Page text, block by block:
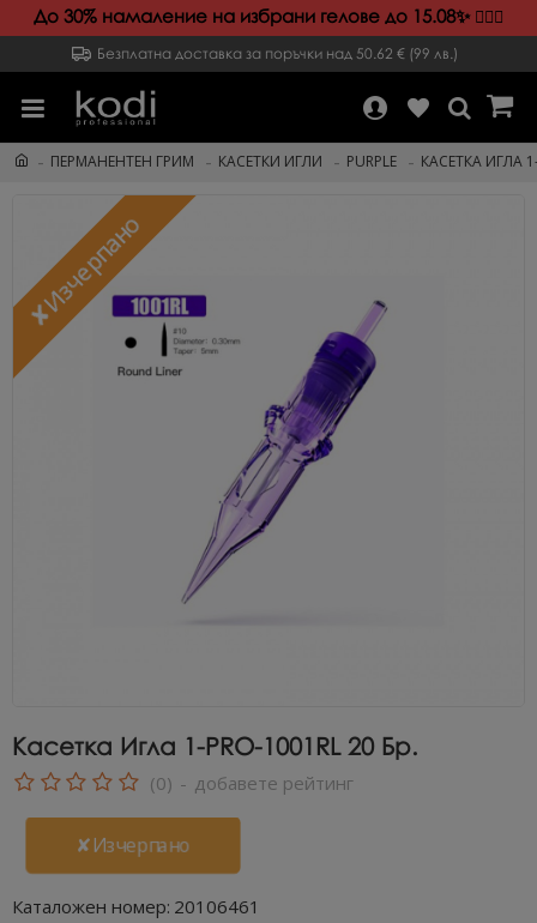
До 30% намаление на избрани гелове до 15.08✨️💁🏻‍♀️
Безплатна доставка за поръчки над 50.62 € (99 лв.)
ПЕРМАНЕНТЕН ГРИМ КАСЕТКИ ИГЛИ PURPLE КАСЕТКА ИГЛА
✘Изчерпано
Касетка Игла 1-PRO-1001RL 20 Бр.
✘Изчерпано
Каталожен номер: 20106461
(0) - добавете рейтинг